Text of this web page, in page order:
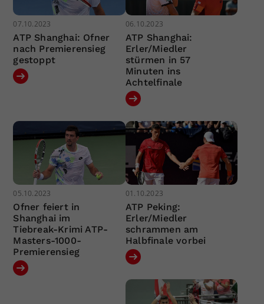
07.10.2023
ATP Shanghai: Ofner
nach Premierensieg
gestoppt
06.10.2023
ATP Shanghai:
Erler/Miedler
stürmen in 57
Minuten ins
Achtelfinale
05.10.2023
Ofner feiert in
Shanghai im
Tiebreak-Krimi ATP-
Masters-1000-
Premierensieg
01.10.2023
ATP Peking:
Erler/Miedler
schrammen am
Halbfinale vorbei